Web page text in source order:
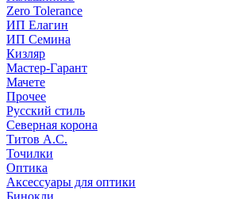
Zero Tolerance
ИП Елагин
ИП Семина
Кизляр
Мастер-Гарант
Мачете
Прочее
Русский стиль
Северная корона
Титов А.С.
Точилки
Оптика
Аксессуары для оптики
Бинокли